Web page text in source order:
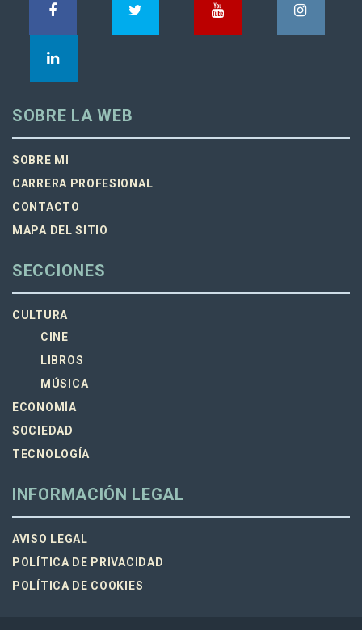
SOBRE LA WEB
SOBRE MI
CARRERA PROFESIONAL
CONTACTO
MAPA DEL SITIO
SECCIONES
CULTURA
CINE
LIBROS
MÚSICA
ECONOMÍA
SOCIEDAD
TECNOLOGÍA
INFORMACIÓN LEGAL
AVISO LEGAL
POLÍTICA DE PRIVACIDAD
POLÍTICA DE COOKIES